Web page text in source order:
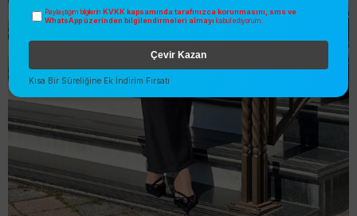
Paylaştığım bilgilerin KVKK kapsamında tarafınızca korunmasını, sms ve
WhatsApp üzerinden bilgilendirmeleri almayı kabul ediyorum.
Çevir Kazan
Kısa Bir Süreliğine Ek İndirim Fırsatı